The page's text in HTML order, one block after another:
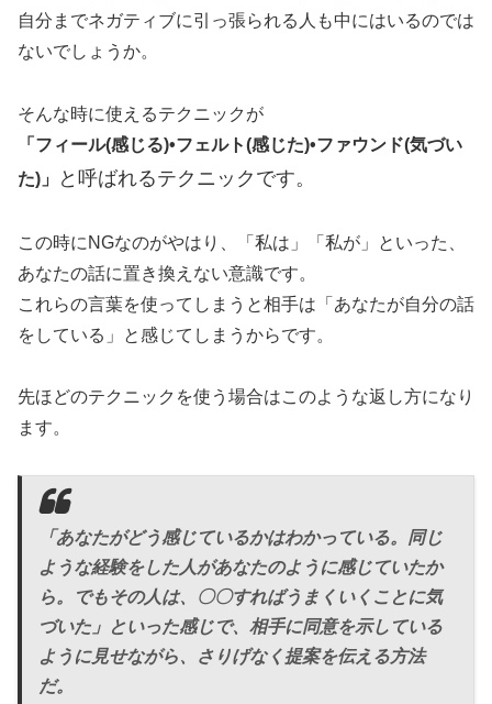
自分までネガティブに引っ張られる人も中にはいるのでは
ないでしょうか。
そんな時に使えるテクニックが
「フィール(感じる)•フェルト(感じた)•ファウンド(気づい
た)」
と呼ばれるテクニックです。
この時にNGなのがやはり、「私は」「私が」といった、
あなたの話に置き換えない意識です。
これらの言葉を使ってしまうと相手は「あなたが自分の話
をしている」と感じてしまうからです。
先ほどのテクニックを使う場合はこのような返し方になり
ます。
「あなたがどう感じているかはわかっている。同じ
ような経験をした人があなたのように感じていたか
ら。でもその人は、〇〇すればうまくいくことに気
づいた」といった感じで、相手に同意を示している
ように見せながら、さりげなく提案を伝える方法
だ。